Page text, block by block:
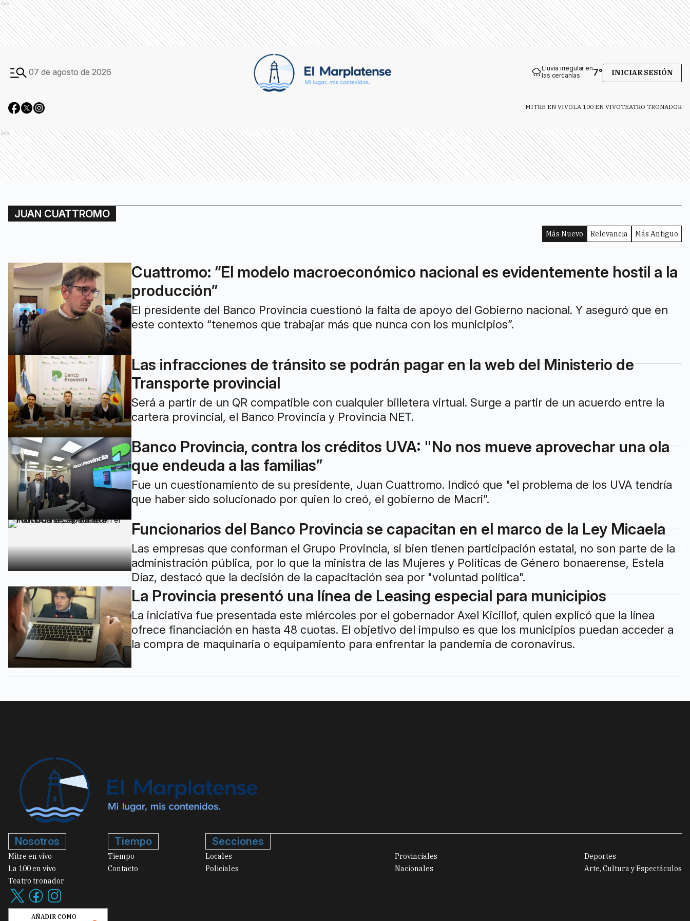
Ads
07 de agosto de 2026
Lluvia irregular en
las cercanías
7° INICIAR SESIÓN
MITRE EN VIVOLA 100 EN VIVOTEATRO TRONADOR
Ads
JUAN CUATTROMO
Más Nuevo Relevancia Más Antiguo
Cuattromo: “El modelo macroeconómico nacional es evidentemente hostil a la
producción”
El presidente del Banco Provincia cuestionó la falta de apoyo del Gobierno nacional. Y aseguró que en
este contexto “tenemos que trabajar más que nunca con los municipios”.
Las infracciones de tránsito se podrán pagar en la web del Ministerio de
Transporte provincial
Será a partir de un QR compatible con cualquier billetera virtual. Surge a partir de un acuerdo entre la
cartera provincial, el Banco Provincia y Provincia NET.
Banco Provincia, contra los créditos UVA: "No nos mueve aprovechar una ola
que endeuda a las familias”
Fue un cuestionamiento de su presidente, Juan Cuattromo. Indicó que "el problema de los UVA tendría
que haber sido solucionado por quien lo creó, el gobierno de Macri”.
Funcionarios del Banco Provincia se capacitan en el marco de la Ley Micaela
Las empresas que conforman el Grupo Provincia, si bien tienen participación estatal, no son parte de la
administración pública, por lo que la ministra de las Mujeres y Políticas de Género bonaerense, Estela
Díaz, destacó que la decisión de la capacitación sea por "voluntad política".
La Provincia presentó una línea de Leasing especial para municipios
La iniciativa fue presentada este miércoles por el gobernador Axel Kicillof, quien explicó que la línea
ofrece financiación en hasta 48 cuotas. El objetivo del impulso es que los municipios puedan acceder a
la compra de maquinaria o equipamiento para enfrentar la pandemia de coronavirus.
Nosotros
Mitre en vivo
La 100 en vivo
Teatro tronador
AÑADIR COMO
Tiempo
Tiempo
Contacto
Secciones
Locales
Policiales
Provinciales
Nacionales
Deportes
Arte, Cultura y Espectáculos